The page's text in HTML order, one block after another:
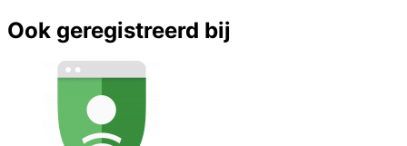
Ook geregistreerd bij